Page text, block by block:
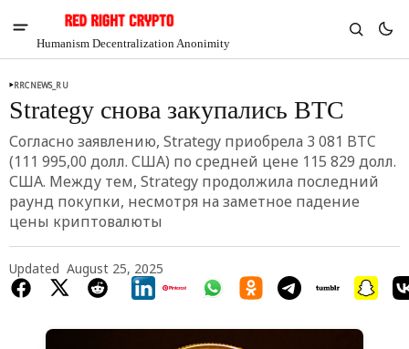
Humanism Decentralization Anonimity
Chia
RRCNEWS_RU
Strategy снова закупались BTC
Согласно заявлению, Strategy приобрела 3 081 BTC
(111 995,00 долл. США) по средней цене 115 829 долл.
США. Между тем, Strategy продолжила последний
раунд покупки, несмотря на заметное падение
цены криптовалюты
Updated August 25, 2025